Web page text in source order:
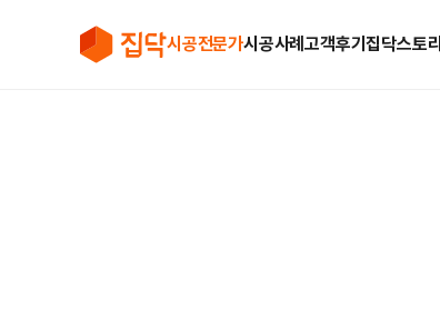
시공전문가시공사례고객후기집닥스토리